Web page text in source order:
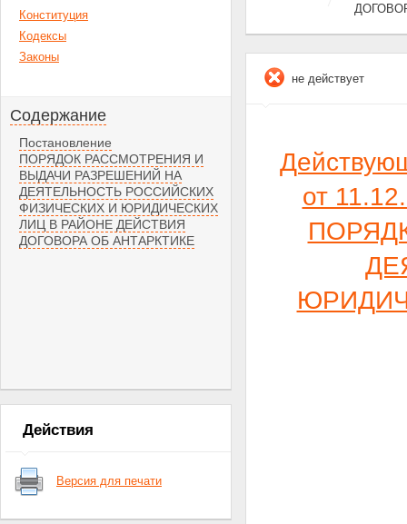
Конституция
Кодексы
Законы
Содержание
Постановление
ПОРЯДОК РАССМОТРЕНИЯ И
ВЫДАЧИ РАЗРЕШЕНИЙ НА
ДЕЯТЕЛЬНОСТЬ РОССИЙСКИХ
ФИЗИЧЕСКИХ И ЮРИДИЧЕСКИХ
ЛИЦ В РАЙОНЕ ДЕЙСТВИЯ
ДОГОВОРА ОБ АНТАРКТИКЕ
Действия
Версия для печати
не действует
от